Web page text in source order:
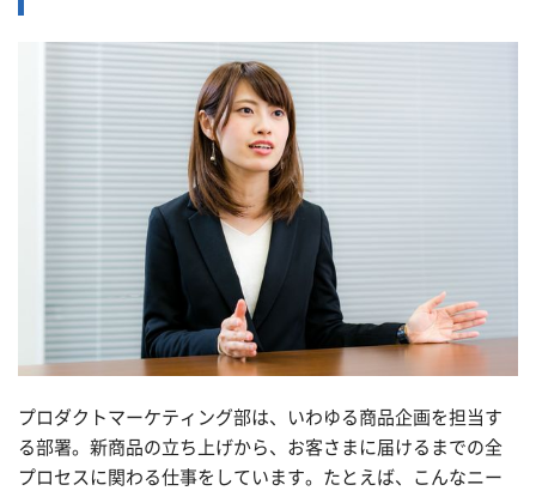
プロダクトマーケティング部は、いわゆる商品企画を担当す
る部署。新商品の立ち上げから、お客さまに届けるまでの全
プロセスに関わる仕事をしています。たとえば、こんなニー